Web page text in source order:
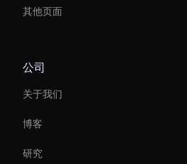
其他页面
Ai Avatar Conferencing
Hr Ai Avatar
Ai Avatar For Zoom Meetings
AI 体育视频编辑器
公司
关于我们
博客
研究